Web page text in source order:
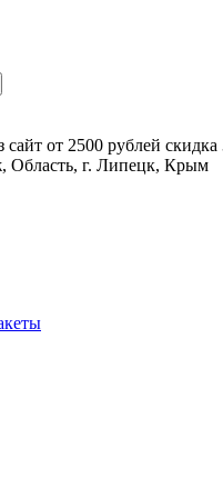
от 2500 рублей скидка
Область, г. Липецк, Крым